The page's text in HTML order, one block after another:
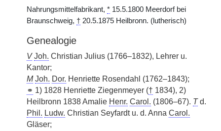
Nahrungsmittelfabrikant, * 15.5.1800 Meerdorf bei
Braunschweig, † 20.5.1875 Heilbronn. (lutherisch)
Genealogie
V Joh. Christian Julius (1766–1832), Lehrer u.
Kantor;
M Joh. Dor. Henriette Rosendahl (1762–1843);
⚭ 1) 1828 Henriette Ziegenmeyer († 1834), 2)
Heilbronn 1838 Amalie Henr. Carol. (1806–67). Td.
Phil. Ludw. Christian Seyfardt u. d. Anna Carol.
Gläser;